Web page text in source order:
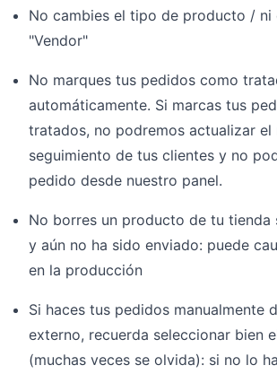
No cambies el tipo de producto /
"Vendor"
No marques tus pedidos como
automáticamente. Si marcas tus
tratados, no podremos actualizar el
seguimiento de tus clientes y no
pedido desde nuestro panel.
No borres un producto de tu tienda
y aún no ha sido enviado: puede
en la producción
Si haces tus pedidos manualmente
externo, recuerda seleccionar bien
(muchas veces se olvida): si no lo